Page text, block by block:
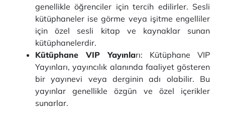
genellikle öğrenciler için tercih edilirler. Sesli
kütüphaneler ise görme veya işitme engelliler
için özel sesli kitap ve kaynaklar sunan
kütüphanelerdir.
Kütüphane VIP Yayınları: Kütüphane VIP
Yayınları, yayıncılık alanında faaliyet gösteren
bir yayınevi veya derginin adı olabilir. Bu
yayınlar genellikle özgün ve özel içerikler
sunarlar.